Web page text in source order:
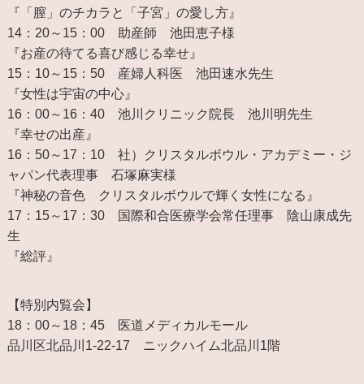
『「膣」のチカラと「子宮」の愛し方』
14：20～15：00 助産師 池田恵子様
『お産の待てる喜び感じる幸せ』
15：10～15：50 産婦人科医 池田速水先生
『女性は宇宙の中心』
16：00～16：40 池川クリニック院長 池川明先生
『幸せの出産』
16：50～17：10 社）クリスタルボウル・アカデミー・ジ
ャパン代表理事 石塚麻実様
『神秘の音色 クリスタルボウルで輝く女性になる』
17：15～17：30 国際和合医療学会常任理事 陰山康成先
生
『総評』
【特別内覧会】
18：00～18：45 医道メディカルモール
品川区北品川1-22-17 ニックハイム北品川1階